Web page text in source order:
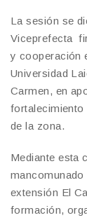
La sesión se
Viceprefecta
y cooperación
Universidad
Carmen, en
de la zona.
Mediante esta
extensión El
formación,